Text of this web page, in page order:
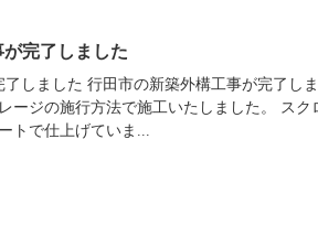
完了しました
ました 行田市の新築外構工事が完了し
ージの施行方法で施工いたしました。 スク
トで仕上げていま...